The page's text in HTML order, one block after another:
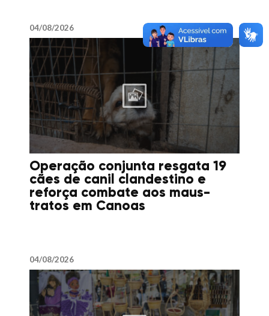
04/08/2026
Operação conjunta resgata 19
cães de canil clandestino e
reforça combate aos maus-
tratos em Canoas
04/08/2026